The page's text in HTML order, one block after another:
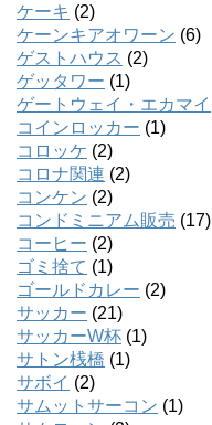
ケーキ (2)
ケーンキアオワーン (6)
ゲストハウス (2)
ゲッタワー (1)
ゲートウェイ・エカマイ
コインロッカー (1)
コロッケ (2)
コロナ関連 (2)
コンケン (2)
コンドミニアム販売 (17)
コーヒー (2)
ゴミ捨て (1)
ゴールドカレー (2)
サッカー (21)
サッカーW杯 (1)
サトン桟橋 (1)
サボイ (2)
サムットサーコン (1)